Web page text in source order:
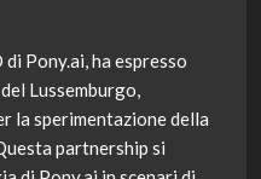
di Pony.ai, ha espresso
Lussemburgo,
la sperimentazione della
partnership si